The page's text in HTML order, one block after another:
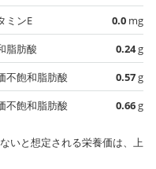
ミンE
0.0 mg
脂肪酸
0.24g
不飽和脂肪酸
0.57g
不飽和脂肪酸
0.66g
いと想定される栄養価は、上